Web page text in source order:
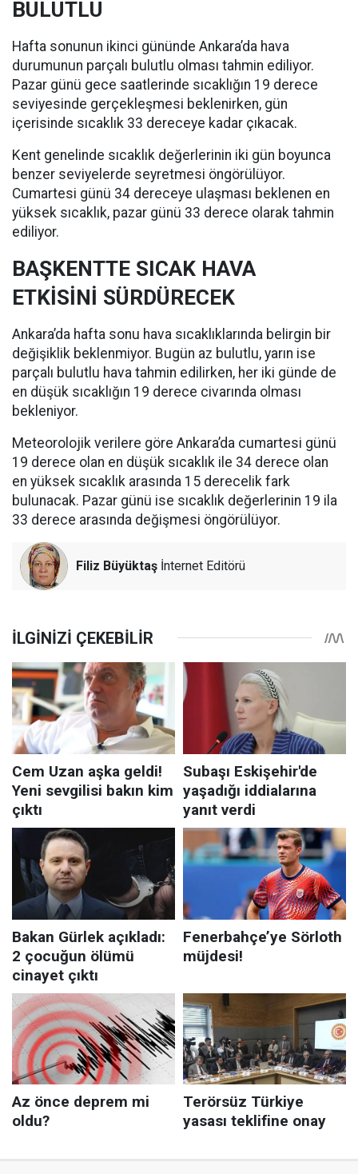
BULUTLU
Hafta sonunun ikinci gününde Ankara’da hava
durumunun parçalı bulutlu olması tahmin ediliyor.
Pazar günü gece saatlerinde sıcaklığın 19 derece
seviyesinde gerçekleşmesi beklenirken, gün
içerisinde sıcaklık 33 dereceye kadar çıkacak.
Kent genelinde sıcaklık değerlerinin iki gün boyunca
benzer seviyelerde seyretmesi öngörülüyor.
Cumartesi günü 34 dereceye ulaşması beklenen en
yüksek sıcaklık, pazar günü 33 derece olarak tahmin
ediliyor.
BAŞKENTTE SICAK HAVA
ETKİSİNİ SÜRDÜRECEK
Ankara’da hafta sonu hava sıcaklıklarında belirgin bir
değişiklik beklenmiyor. Bugün az bulutlu, yarın ise
parçalı bulutlu hava tahmin edilirken, her iki günde de
en düşük sıcaklığın 19 derece civarında olması
bekleniyor.
Meteorolojik verilere göre Ankara’da cumartesi günü
19 derece olan en düşük sıcaklık ile 34 derece olan
en yüksek sıcaklık arasında 15 derecelik fark
bulunacak. Pazar günü ise sıcaklık değerlerinin 19 ila
33 derece arasında değişmesi öngörülüyor.
Filiz Büyüktaş İnternet Editörü